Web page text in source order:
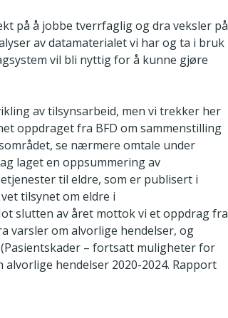
på å jobbe tverrfaglig og dra veksler på
av datamaterialet vi har og ta i bruk
vil bli nyttig for å kunne gjøre
av tilsynsarbeid, men vi trekker her
oppdraget fra BFD om sammenstilling
se nærmere omtale under
laget en oppsummering av
til eldre, som er publisert i
tilsynet om eldre i
slutten av året mottok vi et oppdrag fra
varsler om alvorlige hendelser, og
– fortsatt muligheter for
hendelser 2020-2024. Rapport